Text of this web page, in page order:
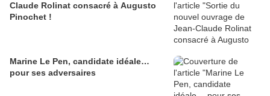
Claude Rolinat consacré à Augusto
Pinochet !
Marine Le Pen, candidate idéale…
pour ses adversaires